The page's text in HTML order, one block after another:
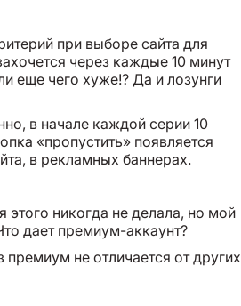
при выборе сайта для
через каждые 10 минут
еще чего хуже!? Да и лозунги
в начале каждой серии 10
«пропустить» появляется
в рекламных баннерах.
никогда не делала, но мой
дает премиум-аккаунт?
премиум не отличается от других